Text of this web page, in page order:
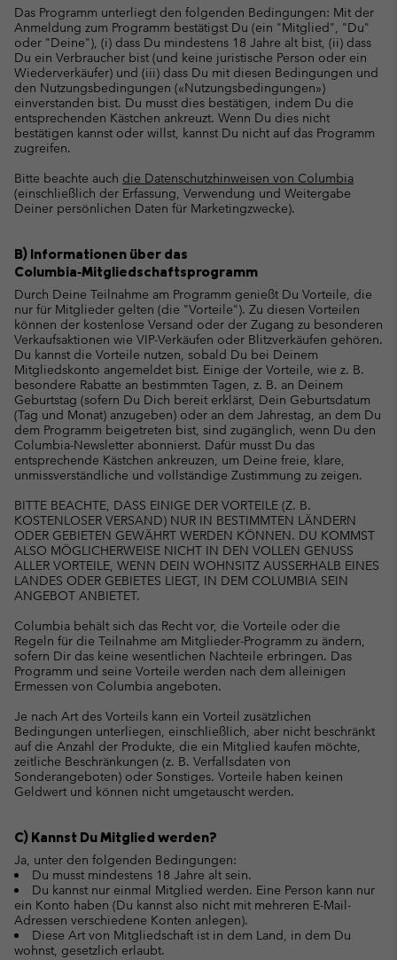
Das Programm unterliegt den folgenden Bedingungen: Mit der
Anmeldung zum Programm bestätigst Du (ein "Mitglied", "Du"
oder "Deine"), (i) dass Du mindestens 18 Jahre alt bist, (ii) dass
Du ein Verbraucher bist (und keine juristische Person oder ein
Wiederverkäufer) und (iii) dass Du mit diesen Bedingungen und
den Nutzungsbedingungen («Nutzungsbedingungen»)
einverstanden bist. Du musst dies bestätigen, indem Du die
entsprechenden Kästchen ankreuzt. Wenn Du dies nicht
bestätigen kannst oder willst, kannst Du nicht auf das Programm
zugreifen.
Bitte beachte auch die Datenschutzhinweisen von Columbia
(einschließlich der Erfassung, Verwendung und Weitergabe
Deiner persönlichen Daten für Marketingzwecke).
B) Informationen über das
Columbia‑Mitgliedschaftsprogramm
Durch Deine Teilnahme am Programm genießt Du Vorteile, die
nur für Mitglieder gelten (die "Vorteile"). Zu diesen Vorteilen
können der kostenlose Versand oder der Zugang zu besonderen
Verkaufsaktionen wie VIP-Verkäufen oder Blitzverkäufen gehören.
Du kannst die Vorteile nutzen, sobald Du bei Deinem
Mitgliedskonto angemeldet bist. Einige der Vorteile, wie z. B.
besondere Rabatte an bestimmten Tagen, z. B. an Deinem
Geburtstag (sofern Du Dich bereit erklärst, Dein Geburtsdatum
(Tag und Monat) anzugeben) oder an dem Jahrestag, an dem Du
dem Programm beigetreten bist, sind zugänglich, wenn Du den
Columbia-Newsletter abonnierst. Dafür musst Du das
entsprechende Kästchen ankreuzen, um Deine freie, klare,
unmissverständliche und vollständige Zustimmung zu zeigen.
BITTE BEACHTE, DASS EINIGE DER VORTEILE (Z. B.
KOSTENLOSER VERSAND) NUR IN BESTIMMTEN LÄNDERN
ODER GEBIETEN GEWÄHRT WERDEN KÖNNEN. DU KOMMST
ALSO MÖGLICHERWEISE NICHT IN DEN VOLLEN GENUSS
ALLER VORTEILE, WENN DEIN WOHNSITZ AUSSERHALB EINES
LANDES ODER GEBIETES LIEGT, IN DEM COLUMBIA SEIN
ANGEBOT ANBIETET.
Columbia behält sich das Recht vor, die Vorteile oder die
Regeln für die Teilnahme am Mitglieder-Programm zu ändern,
sofern Dir das keine wesentlichen Nachteile erbringen. Das
Programm und seine Vorteile werden nach dem alleinigen
Ermessen von Columbia angeboten.
Je nach Art des Vorteils kann ein Vorteil zusätzlichen
Bedingungen unterliegen, einschließlich, aber nicht beschränkt
auf die Anzahl der Produkte, die ein Mitglied kaufen möchte,
zeitliche Beschränkungen (z. B. Verfallsdaten von
Sonderangeboten) oder Sonstiges. Vorteile haben keinen
Geldwert und können nicht umgetauscht werden.
C) Kannst Du Mitglied werden?
Ja, unter den folgenden Bedingungen:
Du musst mindestens 18 Jahre alt sein.
Du kannst nur einmal Mitglied werden. Eine Person kann nur
ein Konto haben (Du kannst also nicht mit mehreren E-Mail-
Adressen verschiedene Konten anlegen).
Diese Art von Mitgliedschaft ist in dem Land, in dem Du
wohnst, gesetzlich erlaubt.